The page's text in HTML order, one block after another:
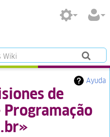
Ayuda
de